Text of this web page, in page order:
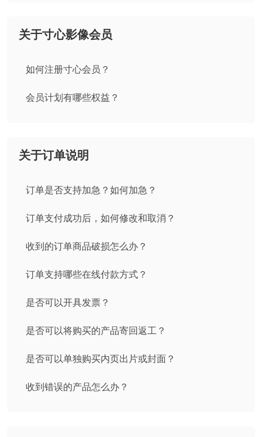
关于寸心影像会员
如何注册寸心会员？
会员计划有哪些权益？
关于订单说明
订单是否支持加急？如何加急？
订单支付成功后，如何修改和取消？
收到的订单商品破损怎么办？
订单支持哪些在线付款方式？
是否可以开具发票？
是否可以将购买的产品寄回返工？
是否可以单独购买内页出片或封面？
收到错误的产品怎么办？